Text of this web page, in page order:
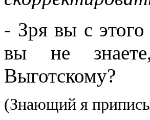
- Зря вы с этого
вы не
Выготскому?
(Знающий я